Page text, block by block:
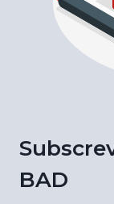
BAD